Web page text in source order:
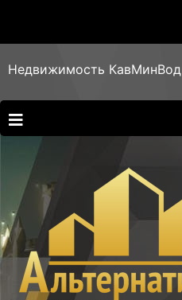
Недвижимость КавМинВод